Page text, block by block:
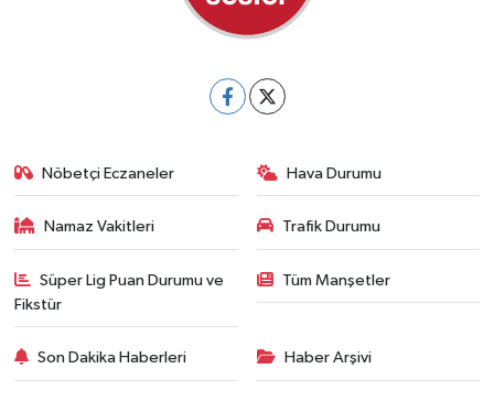
Nöbetçi Eczaneler Hava Durumu
Namaz Vakitleri Trafik Durumu
Süper Lig Puan Durumu ve
Fikstür
Tüm Manşetler
Son Dakika Haberleri Haber Arşivi